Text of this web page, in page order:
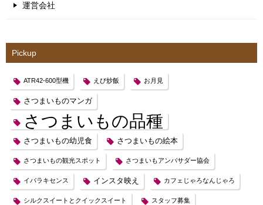
運営会社
Pickup
ATR42-600型機 えび炒飯 お月見
さつまいものマンガ
さつまいもの品種
さつまいもの幼児食 さつまいもの絵本
さつまいもの観光スポット さつまいもアンバサダー協会
イバラキセンス インスタ映え カフェじゃろなんじゃろ
シルクスイートとクイックスイート スタッフ募集